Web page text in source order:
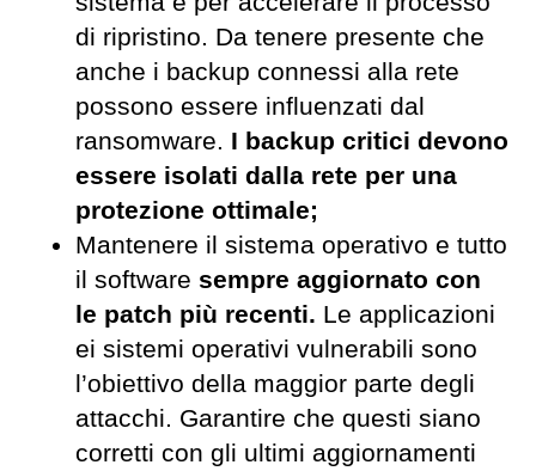
di ripristino. Da tenere presente che
anche i backup connessi alla rete
possono essere influenzati dal
ransomware. I backup critici devono
essere isolati dalla rete per una
protezione ottimale;
Mantenere il sistema operativo e tutto
il software sempre aggiornato con
le patch più recenti. Le applicazioni
ei sistemi operativi vulnerabili sono
l’obiettivo della maggior parte degli
attacchi. Garantire che questi siano
corretti con gli ultimi aggiornamenti